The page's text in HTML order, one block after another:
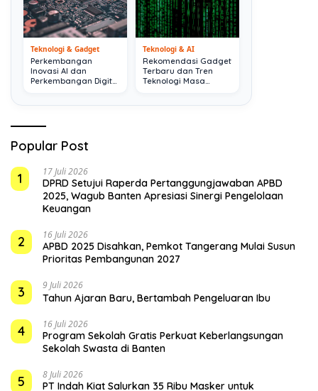
Teknologi & Gadget
Perkembangan
Inovasi AI dan
Perkembangan Digital
Teknologi & AI
Rekomendasi Gadget
Terbaru dan Tren
Teknologi Masa
Popular Post
1
17 Juli 2026
DPRD Setujui Raperda Pertanggungjawaban APBD
2025, Wagub Banten Apresiasi Sinergi Pengelolaan
Keuangan
2 16 Juli 2026
APBD 2025 Disahkan, Pemkot Tangerang Mulai Susun
Prioritas Pembangunan 2027
3 9 Juli 2026
Tahun Ajaran Baru, Bertambah Pengeluaran Ibu
4 16 Juli 2026
Program Sekolah Gratis Perkuat Keberlangsungan
Sekolah Swasta di Banten
5 8 Juli 2026
PT Indah Kiat Salurkan 35 Ribu Masker untuk